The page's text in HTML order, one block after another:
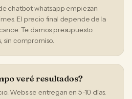
chatbot whatsapp empiezan
El precio final depende de la
Te damos presupuesto
sin compromiso.
veré resultados?
Webs se entregan en 5-10 días.